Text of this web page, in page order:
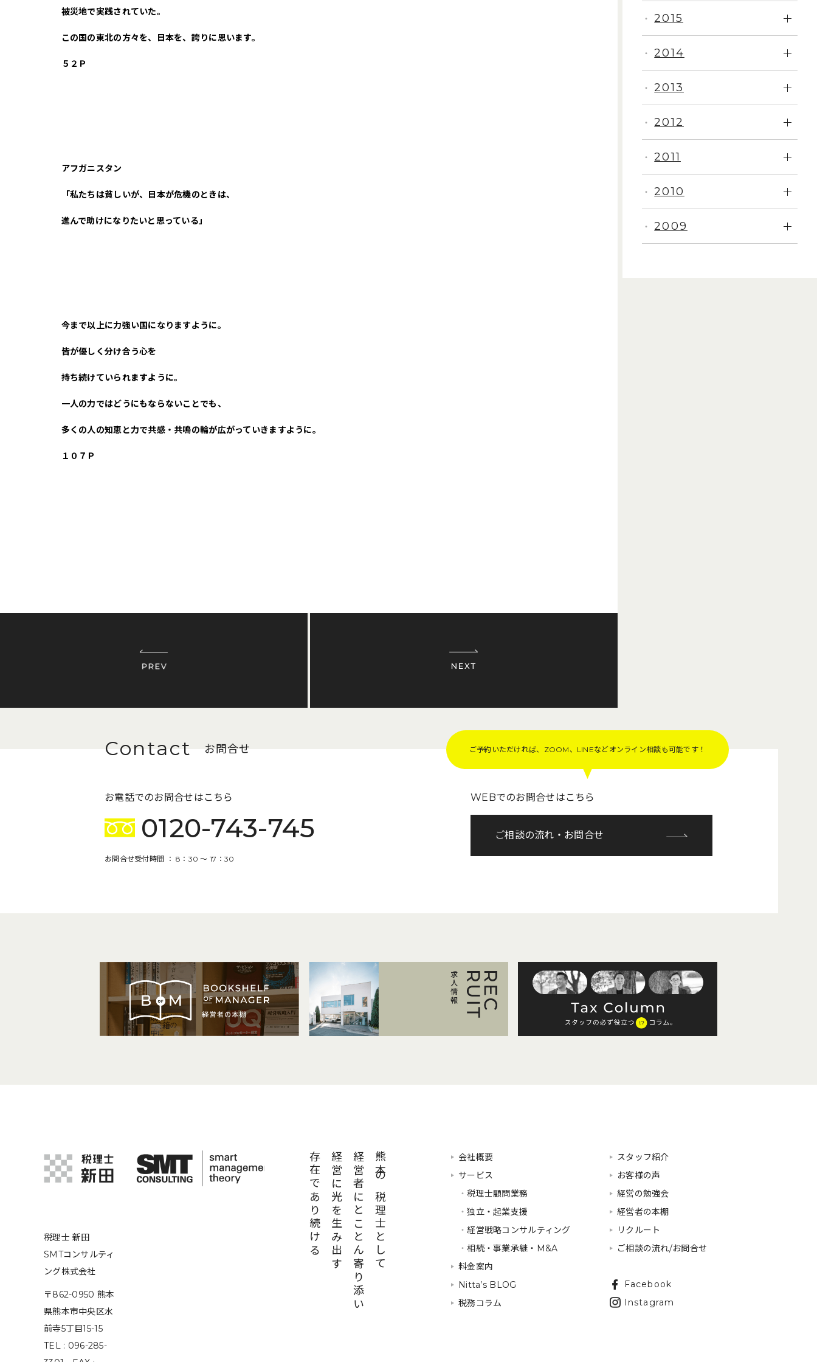
被災地で実践されていた。
この国の東北の方々を、日本を、誇りに思います。
５２Ｐ
アフガニスタン
「私たちは貧しいが、日本が危機のときは、
進んで助けになりたいと思っている」
今まで以上に力強い国になりますように。
皆が優しく分け合う心を
持ち続けていられますように。
一人の力ではどうにもならないことでも、
多くの人の知恵と力で共感・共鳴の輪が広がっていきますように。
１０７Ｐ
・ 2009
・ 2010
・ 2011
・ 2012
・ 2013
・ 2014
・ 2015
お問合せ
お電話でのお問合せはこちら
0120-743-745
お問合せ受付時間 ： 8：30 〜 17：30
WEBでのお問合せはこちら
ご予約いただければ、ZOOM、LINEなどオンライン相談も可能です！
ご相談の流れ・お問合せ
熊本の税理士として
経営者にとことん寄り添い
経営に光を生み出す
存在であり続ける
税理士 新田
SMTコンサルティ
ング株式会社
〒862-0950 熊本
県熊本市中央区水
前寺5丁目15-15
TEL : 096-285-
会社概要
サービス
・税理士顧問業務
・独立・起業支援
・経営戦略コンサルティング
・相続・事業承継・M&A
料金案内
Nitta’s BLOG
税務コラム
スタッフ紹介
お客様の声
経営の勉強会
経営者の本棚
リクルート
ご相談の流れ/お問合せ
Facebook
Instagram